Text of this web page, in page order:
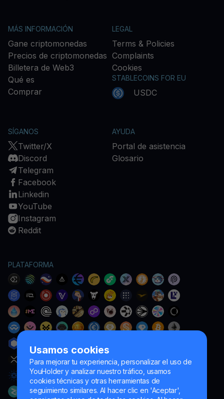
Usamos cookies
Para mejorar tu experiencia, personalizar el uso de
YouHolder y analizar nuestro tráfico, usamos
cookies técnicas y otras herramientas de
seguimiento similares. Al hacer clic en 'Aceptar',
MÁS INFORMACIÓN
Gane criptomonedas
Precios de criptomonedas
Billetera de Web3
Qué es
Comprar
LEGAL
Terms & Policies
Complaints
Cookies
STABLECOINS FOR EU
USDC
SÍGANOS
Twitter/X
Discord
Telegram
Facebook
Linkedin
YouTube
Instagram
Reddit
AYUDA
Portal de asistencia
Glosario
PLATAFORMA